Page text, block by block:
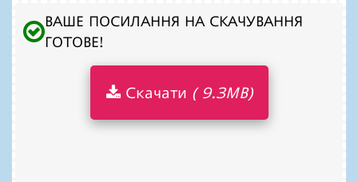
ВАШЕ ПОСИЛАННЯ НА СКАЧУВАННЯ
ГОТОВЕ!
Скачати ( 9.3MB)